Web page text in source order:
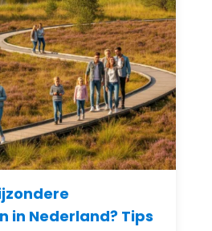
in Nederland? Tips